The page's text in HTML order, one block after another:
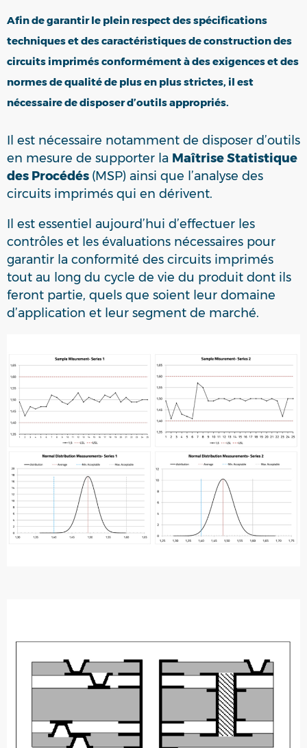
Afin de garantir le plein respect des spécifications
techniques et des caractéristiques de construction des
circuits imprimés conformément à des exigences et des
normes de qualité de plus en plus strictes, il est
nécessaire de disposer d’outils appropriés.
Il est nécessaire notamment de disposer d’outils
en mesure de supporter la Maîtrise Statistique
des Procédés (MSP) ainsi que l’analyse des
circuits imprimés qui en dérivent.
Il est essentiel aujourd’hui d’effectuer les
contrôles et les évaluations nécessaires pour
garantir la conformité des circuits imprimés
tout au long du cycle de vie du produit dont ils
feront partie, quels que soient leur domaine
d’application et leur segment de marché.